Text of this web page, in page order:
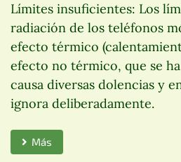
Límites insuficientes: Los
radiación de los teléfonos
efecto térmico
efecto no térmico, que se
causa diversas dolencias y
ignora deliberadamente.
Más